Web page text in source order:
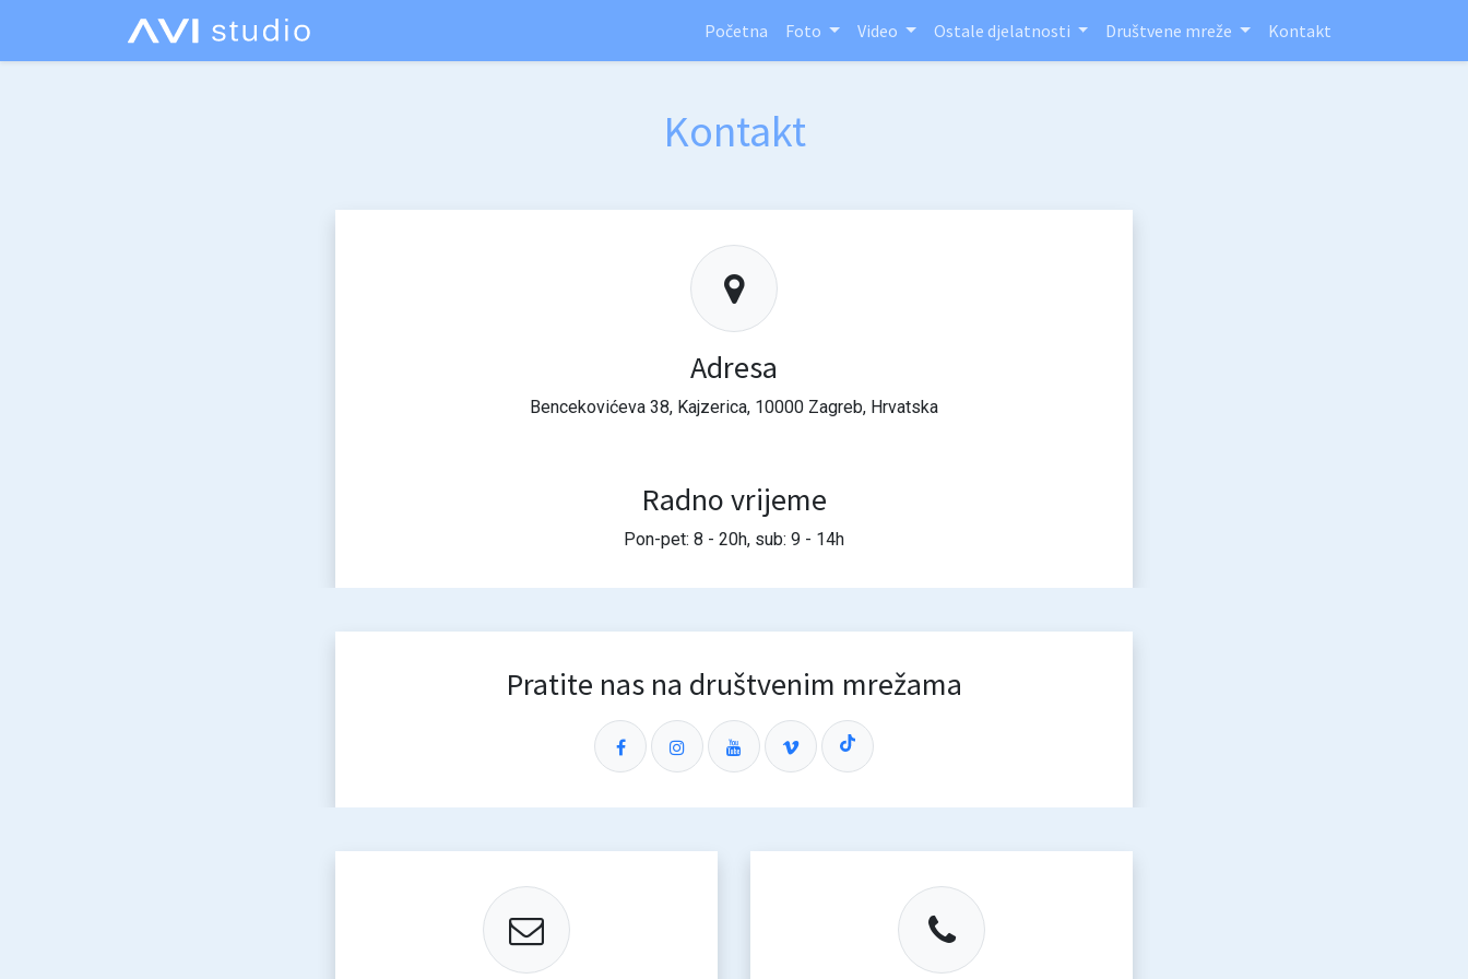
Početna Foto Video Ostale djelatnosti Društvene mreže Kontakt
Kontakt
Adresa
Bencekovićeva 38, Kajzerica, 10000 Zagreb, Hrvatska
Radno vrijeme
Pon-pet: 8 - 20h, sub: 9 - 14h
Pratite nas na društvenim mrežama